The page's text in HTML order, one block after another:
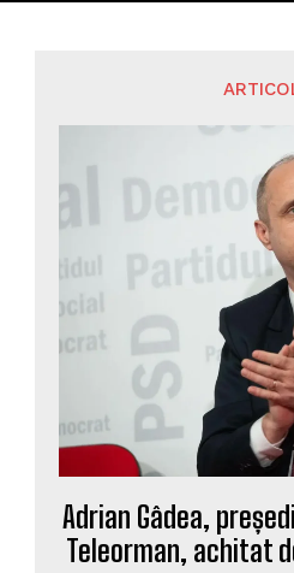
Adrian Gâdea,
Teleorman, achitat